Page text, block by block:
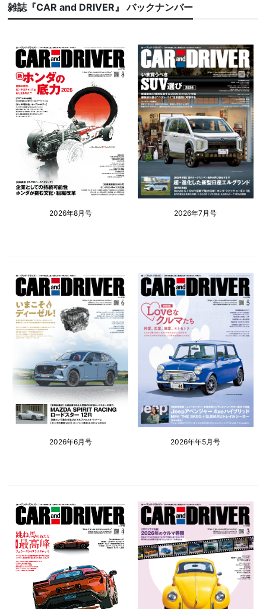
雑誌『CAR and DRIVER』 バックナンバー
2026年8月号 2026年7月号
2026年6月号 2026年年5月号